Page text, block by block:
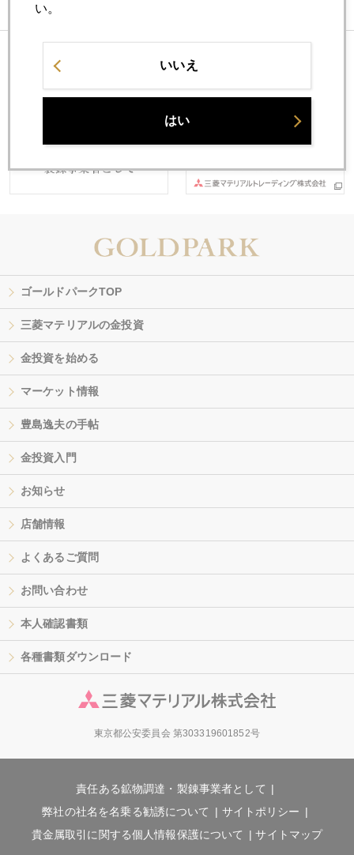
ゴールドパークTOP
三菱マテリアルの金投資
金投資を始める
マーケット情報
豊島逸夫の手帖
金投資入門
お知らせ
店舗情報
よくあるご質問
お問い合わせ
本人確認書類
各種書類ダウンロード
東京都公安委員会 第303319601852号
責任ある鉱物調達・製錬事業者として
弊社の社名を名乗る勧誘について
サイトポリシー
貴金属取引に関する個人情報保護について
サイトマップ
い。
いいえ
はい